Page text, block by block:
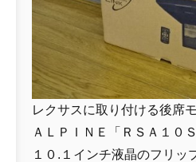
レクサスに取り付ける後席
ＡＬＰＩＮＥ「ＲＳＡ１０Ｓ
１０.１インチ液晶のフリッ